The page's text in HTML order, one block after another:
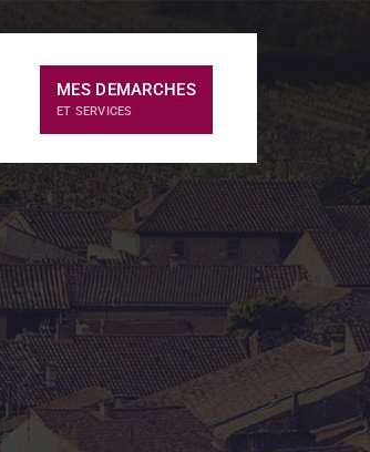
MES DEMARCHES
ET SERVICES